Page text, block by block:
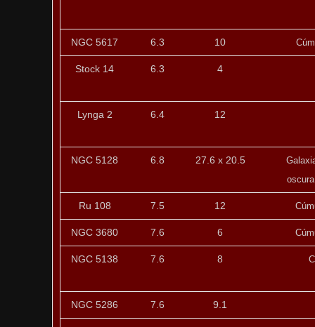
NGC 5617 6.3 10
Stock 14 6.3 4
Lynga 2 6.4 12
NGC 5128 6.8 27.6 x 20.5
Ru 108 7.5 12
NGC 3680 7.6 6
NGC 5138 7.6 8
NGC 5286 7.6 9.1